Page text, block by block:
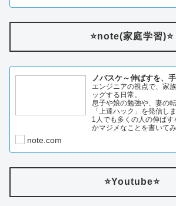
⭐️note(家庭学習)⭐️
ノバスケ～伸ばすを、
エンジニアの視点で、家
ッグする日常。
息子や娘の勉強や、妻の
「上達ハック」を発信しま
1人でも多くの人の伸ばす
かマジメなことを書いてみ
note.com
⭐️Youtube⭐️